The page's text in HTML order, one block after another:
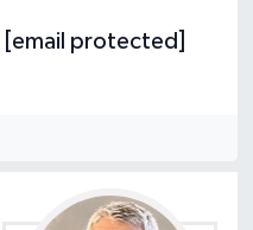
[email protected]